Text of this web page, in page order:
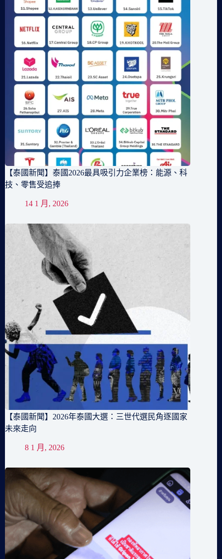
【泰國新聞】泰國2026最具吸引力企業榜：能源、科
技、零售受追捧
14 1 月, 2026
【泰國新聞】2026年泰國大選：三世代選民角逐國家
未來走向
8 1 月, 2026